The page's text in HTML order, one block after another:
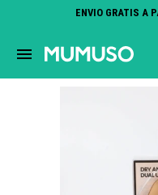
ENVIO GRATIS A
menu
close